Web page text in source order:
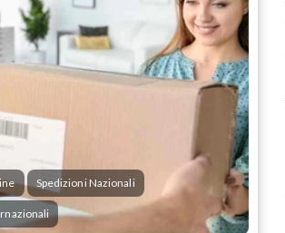
Spedizioni Nazionali